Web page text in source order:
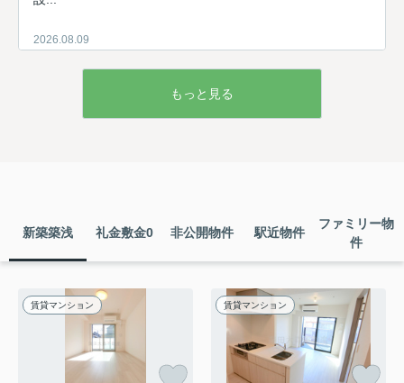
2026.08.09
治安がいいとは言われないことも多い蒲田駅周辺です
が、実際に暮らしてみると印象が大きく変わることがあ
大田区に住むメリットデメリットは？引っ越し前に知り
大田区への引っ越しや住み替えを検討しているものの、
じていませんか。仕事や子育て、将来設計を考えると、
エリア選びは慎重に進めたいところです。このページ
もっと見る
新築築浅 礼金敷金0 非公開物件 駅近物件
ファミリー物
件
賃貸マンション 賃貸マンション